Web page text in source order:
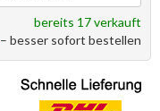
bereits 17 verkauft
– besser sofort bestellen